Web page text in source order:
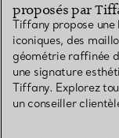
proposés par
Tiffany propose
iconiques, des
géométrie raffinée
une signature
Tiffany. Explorez
un conseiller